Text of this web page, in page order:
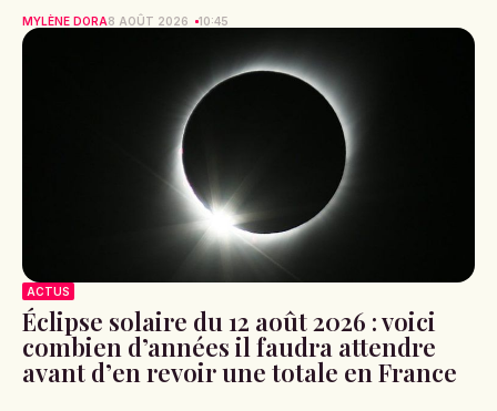
MYLÈNE DORA8 AOÛT 2026 10:45
ACTUS
Éclipse solaire du 12 août 2026 : voici
combien d’années il faudra attendre
avant d’en revoir une totale en France